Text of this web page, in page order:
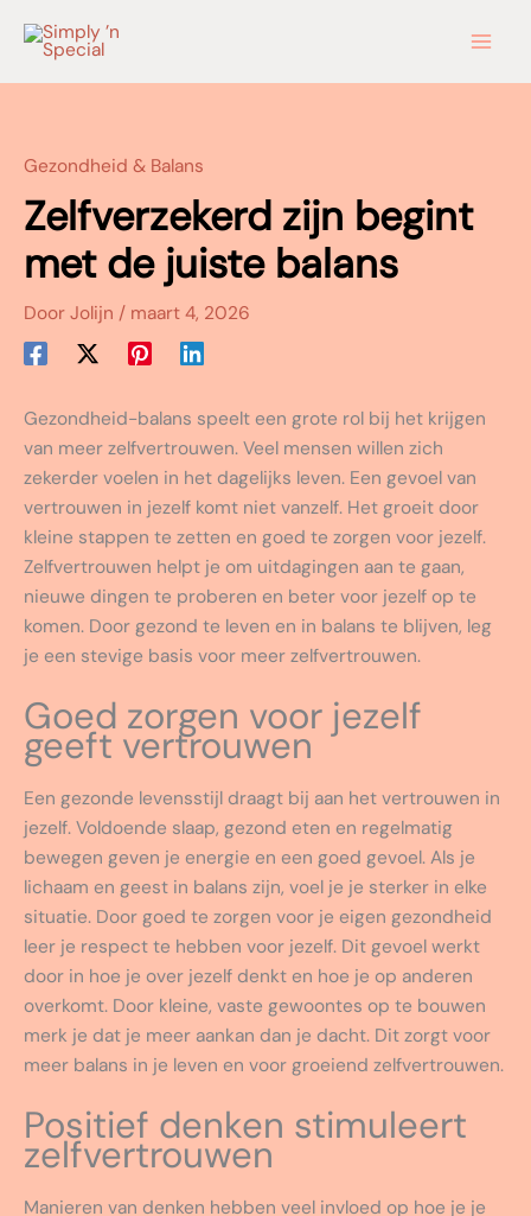
naar
Gezondheid & Balans
Zelfverzekerd zijn begint
met de juiste balans
Door Jolijn / maart 4, 2026
Gezondheid-balans speelt een grote rol bij het krijgen
van meer zelfvertrouwen. Veel mensen willen zich
zekerder voelen in het dagelijks leven. Een gevoel van
vertrouwen in jezelf komt niet vanzelf. Het groeit door
kleine stappen te zetten en goed te zorgen voor jezelf.
Zelfvertrouwen helpt je om uitdagingen aan te gaan,
nieuwe dingen te proberen en beter voor jezelf op te
komen. Door gezond te leven en in balans te blijven, leg
je een stevige basis voor meer zelfvertrouwen.
Goed zorgen voor jezelf
geeft vertrouwen
Een gezonde levensstijl draagt bij aan het vertrouwen in
jezelf. Voldoende slaap, gezond eten en regelmatig
bewegen geven je energie en een goed gevoel. Als je
lichaam en geest in balans zijn, voel je je sterker in elke
situatie. Door goed te zorgen voor je eigen gezondheid
leer je respect te hebben voor jezelf. Dit gevoel werkt
door in hoe je over jezelf denkt en hoe je op anderen
overkomt. Door kleine, vaste gewoontes op te bouwen
merk je dat je meer aankan dan je dacht. Dit zorgt voor
meer balans in je leven en voor groeiend zelfvertrouwen.
Positief denken stimuleert
zelfvertrouwen
Manieren van denken hebben veel invloed op hoe je je